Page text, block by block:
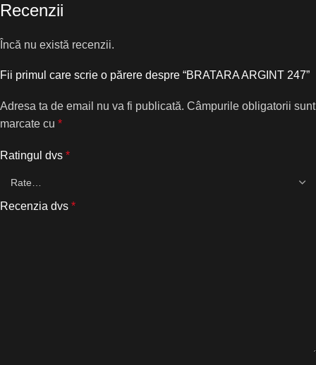
Recenzii
Încă nu există recenzii.
Fii primul care scrie o părere despre “BRATARA ARGINT 247”
Adresa ta de email nu va fi publicată. Câmpurile obligatorii sunt
marcate cu *
Ratingul dvs *
Recenzia dvs *